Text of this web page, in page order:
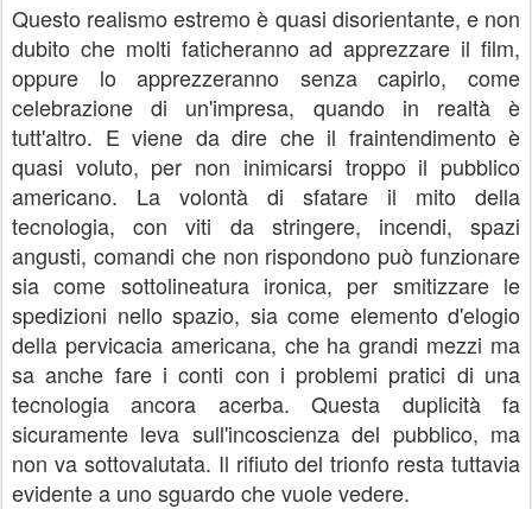
Questo realismo estremo è quasi disorientante, e non
dubito che molti faticheranno ad apprezzare il film,
oppure lo apprezzeranno senza capirlo, come
celebrazione di un'impresa, quando in realtà è
tutt'altro. E viene da dire che il fraintendimento è
quasi voluto, per non inimicarsi troppo il pubblico
americano. La volontà di sfatare il mito della
tecnologia, con viti da stringere, incendi, spazi
angusti, comandi che non rispondono può funzionare
sia come sottolineatura ironica, per smitizzare le
spedizioni nello spazio, sia come elemento d'elogio
della pervicacia americana, che ha grandi mezzi ma
sa anche fare i conti con i problemi pratici di una
tecnologia ancora acerba. Questa duplicità fa
sicuramente leva sull'incoscienza del pubblico, ma
non va sottovalutata. Il rifiuto del trionfo resta tuttavia
evidente a uno sguardo che vuole vedere.